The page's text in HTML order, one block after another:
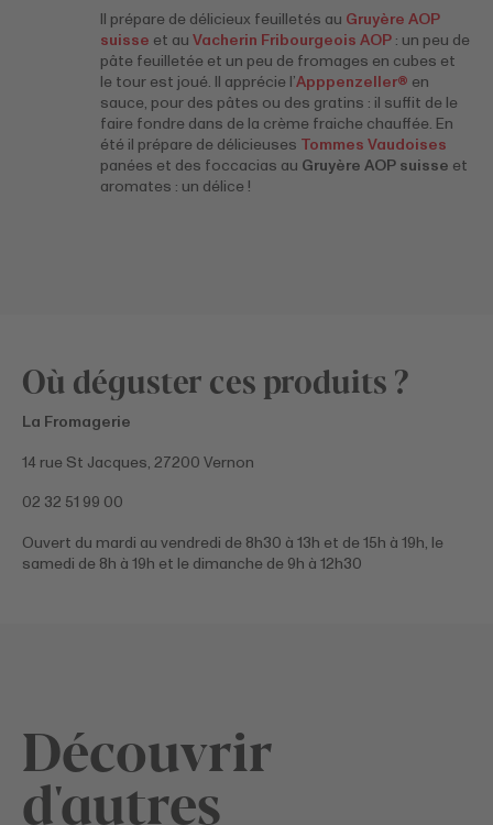
Il prépare de délicieux feuilletés au Gruyère AOP
suisse et auVacherin Fribourgeois AOP : un peu de
pâte feuilletée et un peu de fromages en cubes et
le tour est joué. Il apprécie l’Apppenzeller® en
sauce, pour des pâtes ou des gratins : il suffit de le
faire fondre dans de la crème fraiche chauffée. En
été il prépare de délicieuses Tommes Vaudoises
panées et des foccacias au Gruyère AOP suisse et
aromates : un délice !
Où déguster ces produits ?
La Fromagerie
14 rue St Jacques, 27200 Vernon
02 32 51 99 00
Ouvert du mardi au vendredi de 8h30 à 13h et de 15h à 19h, le
samedi de 8h à 19h et le dimanche de 9h à 12h30
Découvrir
d'autres